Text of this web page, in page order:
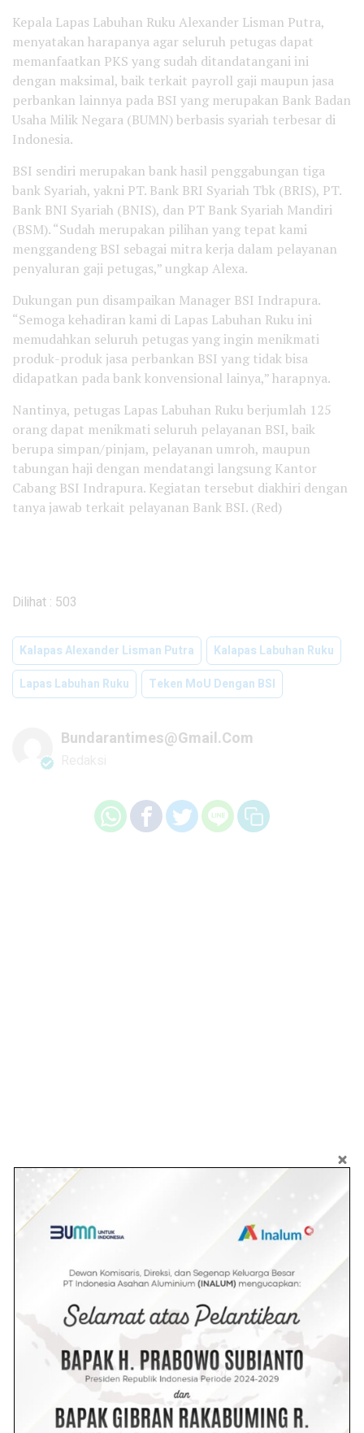
Kepala Lapas Labuhan Ruku Alexander Lisman Putra,
menyatakan harapanya agar seluruh petugas dapat
memanfaatkan PKS yang sudah ditandatangani ini
dengan maksimal, baik terkait payroll gaji maupun jasa
perbankan lainnya pada BSI yang merupakan Bank Badan
Usaha Milik Negara (BUMN) berbasis syariah terbesar di
Indonesia.
BSI sendiri merupakan bank hasil penggabungan tiga
bank Syariah, yakni PT. Bank BRI Syariah Tbk (BRIS), PT.
Bank BNI Syariah (BNIS), dan PT Bank Syariah Mandiri
(BSM). “Sudah merupakan pilihan yang tepat kami
menggandeng BSI sebagai mitra kerja dalam pelayanan
penyaluran gaji petugas,” ungkap Alexa.
Dukungan pun disampaikan Manager BSI Indrapura.
“Semoga kehadiran kami di Lapas Labuhan Ruku ini
memudahkan seluruh petugas yang ingin menikmati
produk-produk jasa perbankan BSI yang tidak bisa
didapatkan pada bank konvensional lainya,” harapnya.
Nantinya, petugas Lapas Labuhan Ruku berjumlah 125
orang dapat menikmati seluruh pelayanan BSI, baik
berupa simpan/pinjam, pelayanan umroh, maupun
tabungan haji dengan mendatangi langsung Kantor
Cabang BSI Indrapura. Kegiatan tersebut diakhiri dengan
tanya jawab terkait pelayanan Bank BSI. (Red)
Dilihat : 503
Kalapas Alexander Lisman Putra
Kalapas Labuhan Ruku
Lapas Labuhan Ruku
Teken MoU Dengan BSI
Bundarantimes@gmail.com